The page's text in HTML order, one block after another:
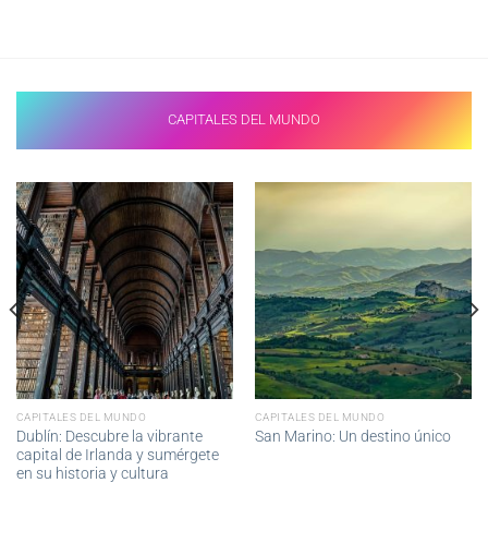
CAPITALES DEL MUNDO
CAPITALES DEL MUNDO
Dublín: Descubre la vibrante
capital de Irlanda y sumérgete
en su historia y cultura
CAPITALES DEL MUNDO
San Marino: Un destino único